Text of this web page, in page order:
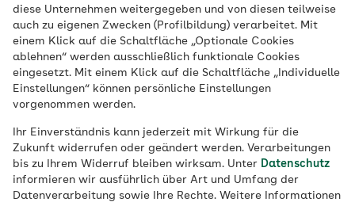
diese Unternehmen weitergegeben und von diesen teilweise
auch zu eigenen Zwecken (Profilbildung) verarbeitet. Mit
einem Klick auf die Schaltfläche „Optionale Cookies
ablehnen“ werden ausschließlich funktionale Cookies
eingesetzt. Mit einem Klick auf die Schaltfläche „Individuelle
Einstellungen“ können persönliche Einstellungen
vorgenommen werden.
Ihr Einverständnis kann jederzeit mit Wirkung für die
Zukunft widerrufen oder geändert werden. Verarbeitungen
bis zu Ihrem Widerruf bleiben wirksam. Unter Datenschutz
informieren wir ausführlich über Art und Umfang der
Datenverarbeitung sowie Ihre Rechte. Weitere Informationen
und wollen mit uns eine hohe
Versorgungsqualität für unsere
Versicherten sicherstellen. Gemeinsam mit
uns gestalten Sie aktiv die
Gesundheitspolitik im Sinne unserer
Leistungsspektrum gezielt weiter aus und
bewirken, dass ganze Gruppen von
Menschen gesünder leben.